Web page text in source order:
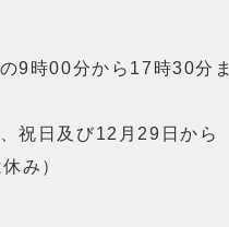
9時00分から17時30分ま
祝日及び12月29日から
み）